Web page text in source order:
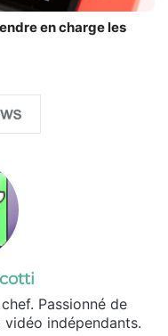
en charge les
Passionné de
indépendants.